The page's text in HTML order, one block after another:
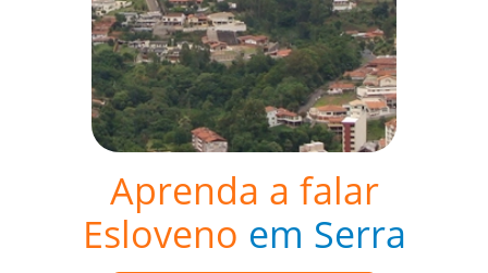
Aprenda a falar
Esloveno em Serra